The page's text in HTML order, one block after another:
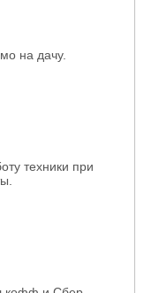
на дачу.
техники при